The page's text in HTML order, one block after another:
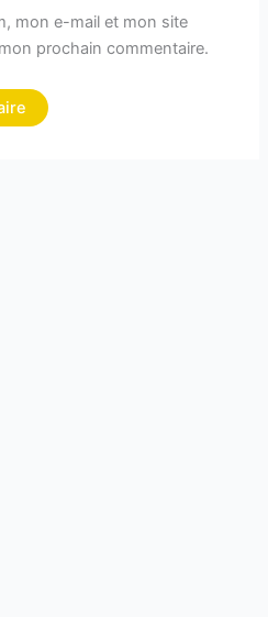
mon e-mail et mon site
prochain commentaire.